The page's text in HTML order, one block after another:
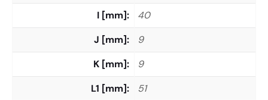
I [mm]
40
J [mm]
9
K [mm]
9
L1 [mm]
51